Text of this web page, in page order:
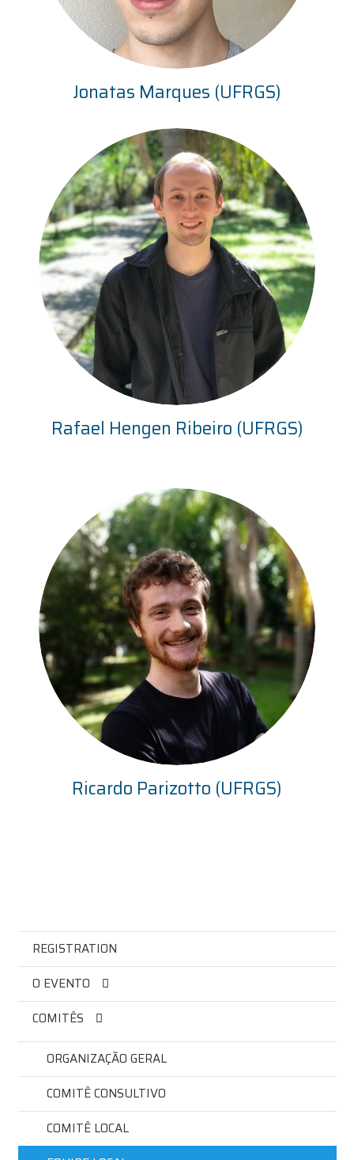
Jonatas Marques (UFRGS)
Rafael Hengen Ribeiro (UFRGS)
Ricardo Parizotto (UFRGS)
REGISTRATION
O EVENTO
COMITÊS
ORGANIZAÇÃO GERAL
COMITÊ CONSULTIVO
COMITÊ LOCAL